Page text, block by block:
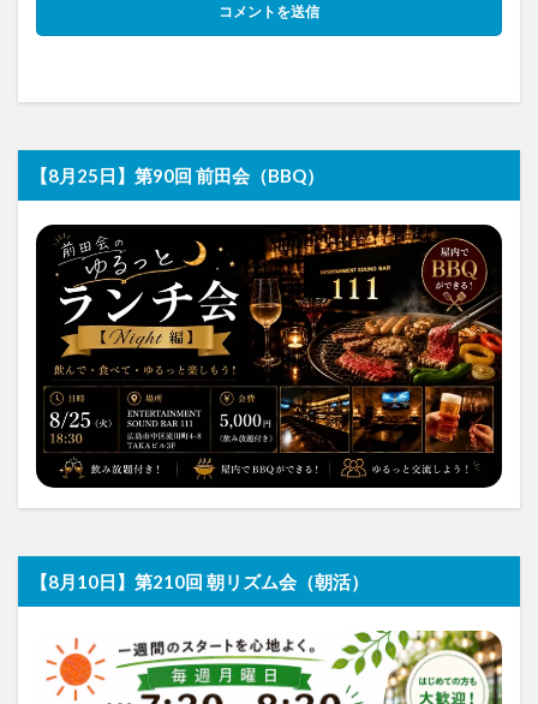
【8月25日】第90回 前田会（BBQ）
【8月10日】第210回 朝リズム会（朝活）